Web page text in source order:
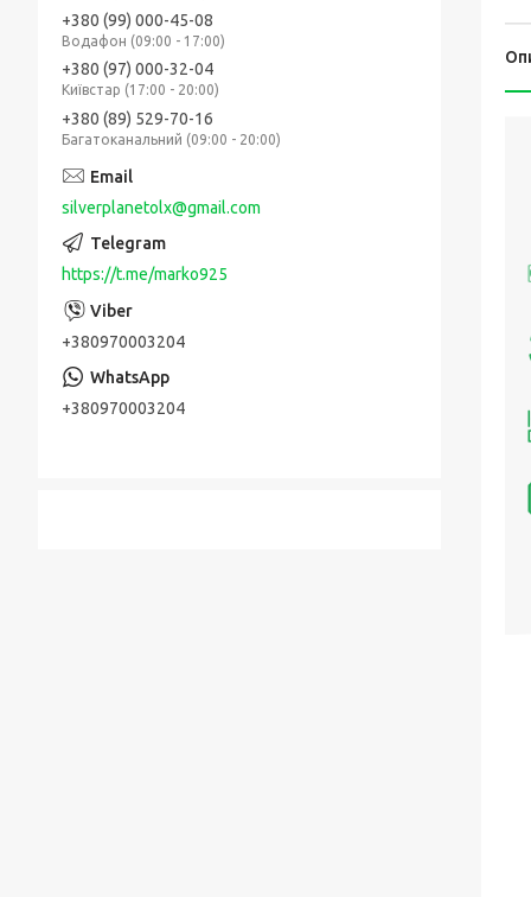
+380 (99) 000-45-08
Водафон (09:00 - 17:00)
+380 (97) 000-32-04
Київстар (17:00 - 20:00)
+380 (89) 529-70-16
Багатоканальний (09:00 - 20:00)
silverplanetolx@gmail.com
https://t.me/marko925
+380970003204
+380970003204